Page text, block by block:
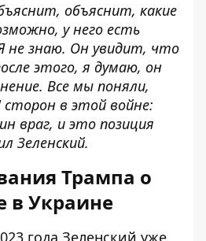
объяснит, какие
у него есть
не знаю. Он увидит, что
этого, я думаю, он
Все мы поняли,
в этой войне:
враг, и это позиция
Зеленский.
Трампа о
в Украине
года Зеленский уже